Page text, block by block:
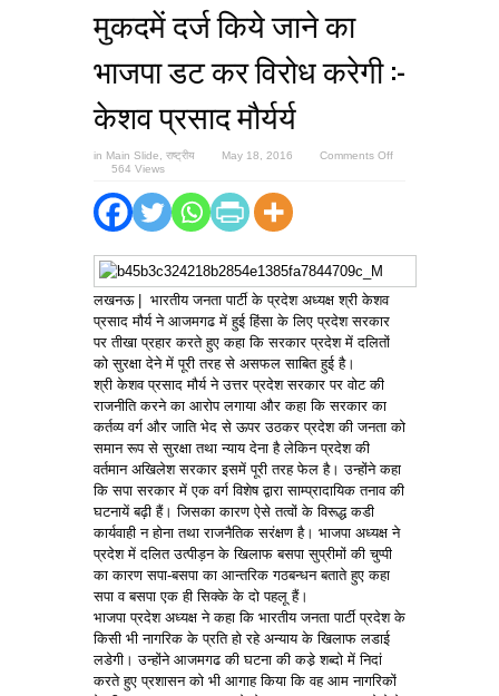
मुकदमें दर्ज किये जाने का
भाजपा डट कर विरोध करेगी :-
केशव प्रसाद मौर्यर्य
in Main Slide राष्ट्रीय May 18, 2016 Comments Offon
गिरफ्तारी
फर्जी
करेगी
:-
मौर्यर्य
564 Views
लखनऊ | भारतीय जनता पार्टी के प्रदेश अध्यक्ष श्री केशव
प्रसाद मौर्य ने आजमगढ में हुई हिंसा के लिए प्रदेश सरकार
पर तीखा प्रहार करते हुए कहा कि सरकार प्रदेश में दलितों
को सुरक्षा देने में पूरी तरह से असफल साबित हुई है।
श्री केशव प्रसाद मौर्य ने उत्तर प्रदेश सरकार पर वोट की
राजनीति करने का आरोप लगाया और कहा कि सरकार का
कर्तव्य वर्ग और जाति भेद से ऊपर उठकर प्रदेश की जनता को
समान रूप से सुरक्षा तथा न्याय देना है लेकिन प्रदेश की
वर्तमान अखिलेश सरकार इसमें पूरी तरह फेल है। उन्होंने कहा
कि सपा सरकार में एक वर्ग विशेष द्वारा साम्प्रादायिक तनाव की
घटनायें बढ़ी हैं। जिसका कारण ऐसे तत्वों के विरूद्ध कडी
कार्यवाही न होना तथा राजनैतिक सरंक्षण है। भाजपा अध्यक्ष ने
प्रदेश में दलित उत्पीड़न के खिलाफ बसपा सुप्रीमों की चुप्पी
का कारण सपा-बसपा का आन्तरिक गठबन्धन बताते हुए कहा
सपा व बसपा एक ही सिक्के के दो पहलू हैं।
भाजपा प्रदेश अध्यक्ष ने कहा कि भारतीय जनता पार्टी प्रदेश के
किसी भी नागरिक के प्रति हो रहे अन्याय के खिलाफ लडाई
लडेगी। उन्होंने आजमगढ की घटना की कडे़ शब्दो में निदां
करते हुए प्रशासन को भी आगाह किया कि वह आम नागरिकों